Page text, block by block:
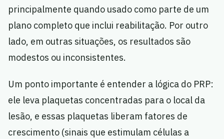
principalmente quando usado como parte de um
plano completo que inclui reabilitação. Por outro
lado, em outras situações, os resultados são
modestos ou inconsistentes.
Um ponto importante é entender a lógica do PRP:
ele leva plaquetas concentradas para o local da
lesão, e essas plaquetas liberam fatores de
crescimento (sinais que estimulam células a